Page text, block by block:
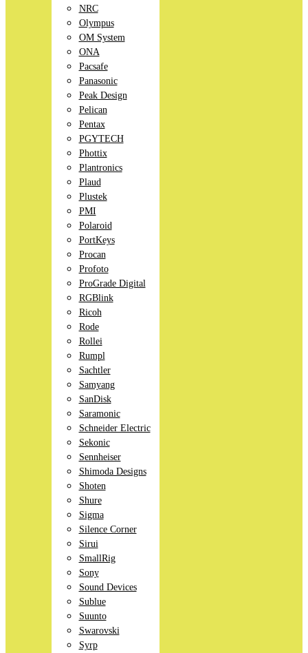
NRC
Olympus
OM System
ONA
Pacsafe
Panasonic
Peak Design
Pelican
Pentax
PGYTECH
Phottix
Plantronics
Plaud
Plustek
PMI
Polaroid
PortKeys
Procan
Profoto
ProGrade Digital
RGBlink
Ricoh
Rode
Rollei
Rumpl
Sachtler
Samyang
SanDisk
Saramonic
Schneider Electric
Sekonic
Sennheiser
Shimoda Designs
Shoten
Shure
Sigma
Silence Corner
Sirui
SmallRig
Sony
Sound Devices
Sublue
Suunto
Swarovski
Syrp